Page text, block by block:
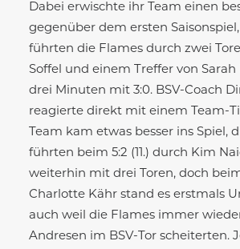
Dabei erwischte ihr Team einen
gegenüber dem ersten
führten die Flames durch zwei
Soffel und einem Treffer von Sarah
drei Minuten mit 3:0. BSV-Coach
reagierte direkt mit einem Team-
Team kam etwas besser ins Spiel,
führten beim 5:2 (11.) durch Kim
weiterhin mit drei Toren, doch beim
Charlotte Kähr stand es erstmals
auch weil die Flames immer
Andresen im BSV-Tor scheiterten.